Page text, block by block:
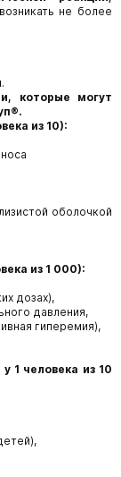
не более
которые могут
из 10):
оболочкой
из 1 000):
дозах),
давления,
гиперемия),
1 человека из 10